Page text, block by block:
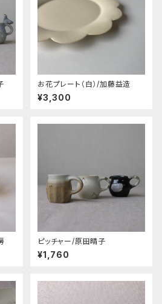
お花プレート（白）/加藤益造
¥3,300
ピッチャー/原田晴子
¥1,760